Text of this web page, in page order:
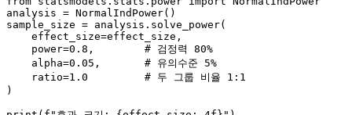
analysis = NormalIndPower()
sample_size = analysis.solve_power(
    effect_size=effect_size,
    power=
0.8 , # 검정력 80%
    alpha=
0.05 , # 유의수준 5%
    ratio=
1.0
# 두 그룹 비율 1:1
)